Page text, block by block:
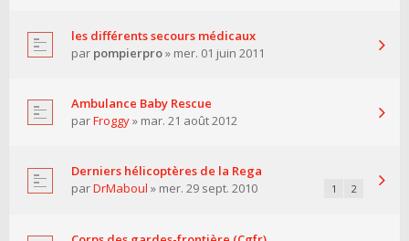
les différents secours médicaux
par pompierpro» mer. 01 juin 2011
Ambulance Baby Rescue
parFroggy» mar. 21 août 2012
Derniers hélicoptères de la Rega
parDrMaboul » mer. 29 sept. 2010 1 2